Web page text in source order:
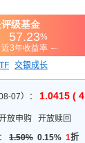
交银成长
07）： 1.0415 (
放申购
开放赎回
1.50% 0.15% 1折